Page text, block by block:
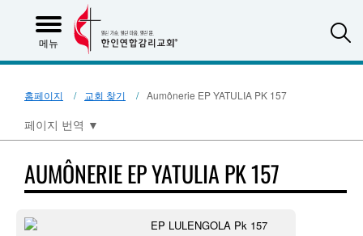
메뉴
홈페이지 교회 찾기 Aumônerie EP YATULIA PK 157
페이지 번역 ▼
AUMÔNERIE EP YATULIA PK 157
EP LULENGOLA Pk 157